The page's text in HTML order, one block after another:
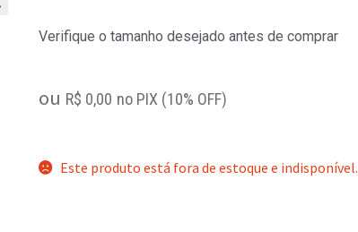
Verifique o tamanho desejado antes de comprar
ou R$ 0,00 no PIX (10% OFF)
Este produto está fora de estoque e indisponível.